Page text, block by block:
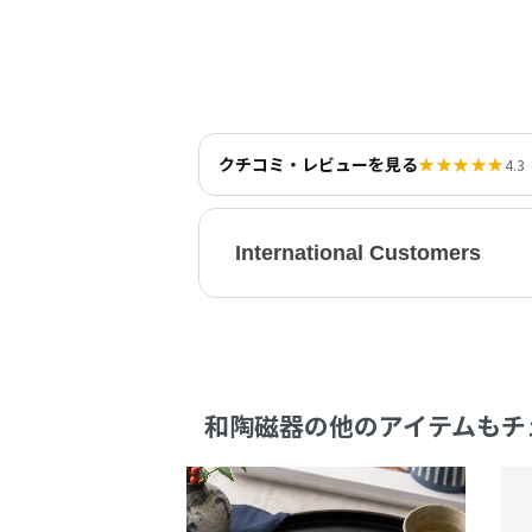
クチコミ・レビューを見る★★★★★4.3
International Customers
和陶磁器の他のアイテムも